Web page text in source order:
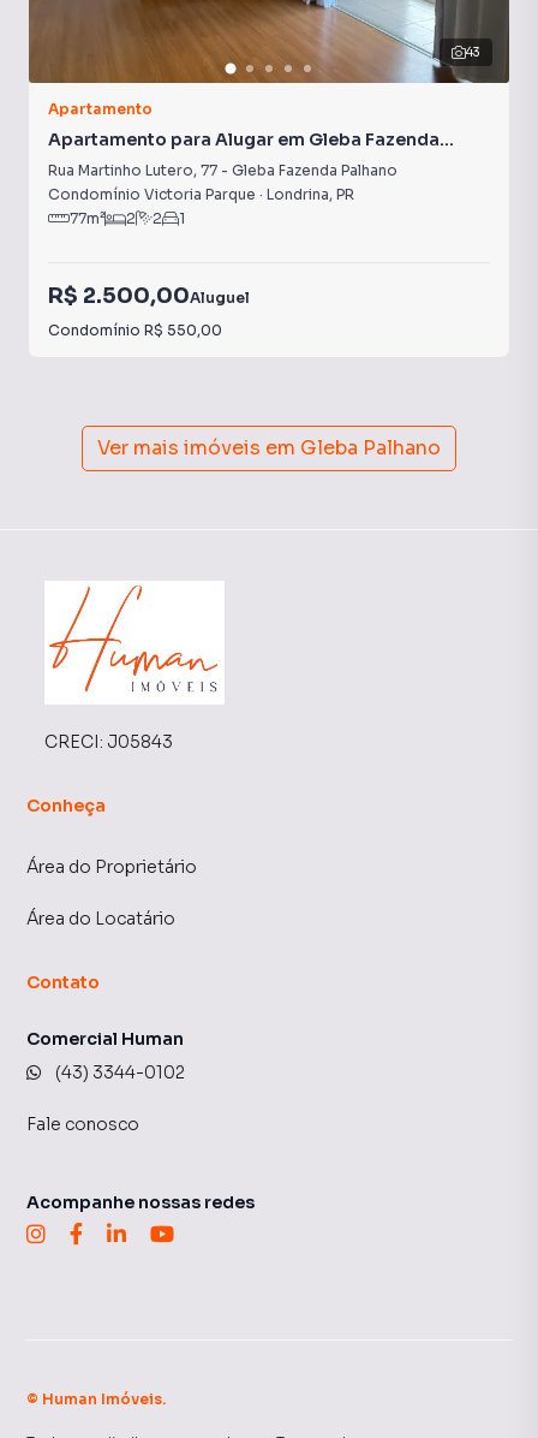
43
Apartamento
Apartamento para Alugar em Gleba Fazenda
Palhano
Rua Martinho Lutero, 77 - Gleba Fazenda Palhano
Condomínio Victoria Parque · Londrina, PR
77m² 2 2 1
R$ 2.500,00Aluguel
Condomínio R$ 550,00
Ver mais imóveis em Gleba Palhano
CRECI: J05843
Conheça
Área do Proprietário
Área do Locatário
Contato
Comercial Human
(43) 3344-0102
Fale conosco
Acompanhe nossas redes
© Human Imóveis.